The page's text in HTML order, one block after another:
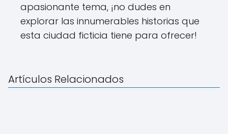
apasionante tema, ¡no dudes en
explorar las innumerables historias que
esta ciudad ficticia tiene para ofrecer!
Artículos Relacionados